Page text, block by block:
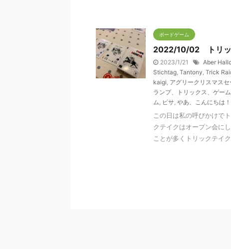
ボードゲーム
2022/10/02 トリッ
2023/1/21 Aber
Stichtag, Tantony, Trick
kaigi, アグリークリスマスセ
ランプ、トリックス、ゲーム
ム, ピサ, やあ、こんにちは！
この日は私の呼びかけで
クテイクはオープン会に
ことが多くトリックテイ